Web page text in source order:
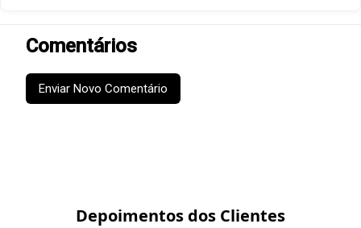
Comentários
Enviar Novo Comentário
Depoimentos dos Clientes